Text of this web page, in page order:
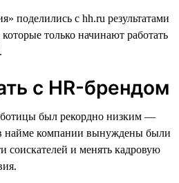
поделились с hh.ru результатами
только начинают работать
с HR-брендом
был рекордно низким —
найме компании вынуждены были
соискателей и менять кадровую